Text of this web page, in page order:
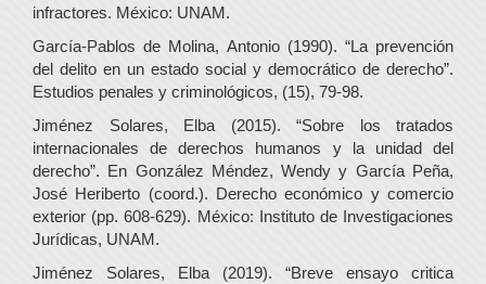
infractores. México: UNAM.
García-Pablos de Molina, Antonio (1990). “La prevención
del delito en un estado social y democrático de derecho”.
Estudios penales y criminológicos, (15), 79-98.
Jiménez Solares, Elba (2015). “Sobre los tratados
internacionales de derechos humanos y la unidad del
derecho”. En González Méndez, Wendy y García Peña,
José Heriberto (coord.). Derecho económico y comercio
exterior (pp. 608-629). México: Instituto de Investigaciones
Jurídicas, UNAM.
Jiménez Solares, Elba (2019). “Breve ensayo critica